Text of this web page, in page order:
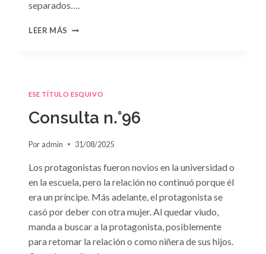
separados….
LEER MÁS CONSULTA
OLVIDO»
SUSAN
ESE TÍTULO ESQUIVO
Consulta n.°96
Por admin 31/08/2025
Los protagonistas fueron novios en la universidad o
en la escuela, pero la relación no continuó porque él
era un príncipe. Más adelante, el protagonista se
casó por deber con otra mujer. Al quedar viudo,
manda a buscar a la protagonista, posiblemente
para retomar la relación o como niñera de sus hijos.